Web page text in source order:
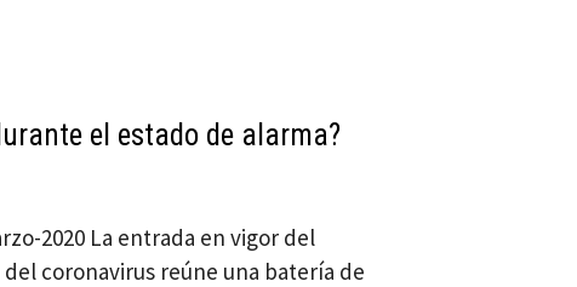
el estado de alarma?
2020 La entrada en vigor del
coronavirus reúne una batería de